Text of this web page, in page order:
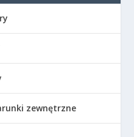
zewnętrzne